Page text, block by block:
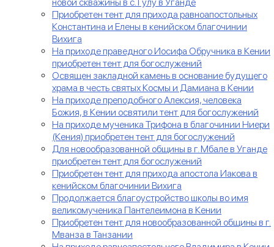
Приобретен тент для прихода равноапостольных
Константина и Елены в кенийском благочинии
Вихига
На приходе праведного Иосифа Обручника в Кении
приобретен тент для богослужений
Освящен закладной камень в основание будущего
храма в честь святых Космы и Дамиана в Кении
На приходе преподобного Алексия, человека
Божия, в Кении освятили тент для богослужений
На приходе мученика Трифона в благочинии Ниери
(Кения) приобретен тент для богослужений
Для новообразованной общины в г. Мбале в Уганде
приобретен тент для богослужений
Приобретен тент для прихода апостола Иакова в
кенийском благочинии Вихига
Продолжается благоустройство школы во имя
великомученика Пантелеимона в Кении
Приобретен тент для новообразованной общины в г.
Мванза в Танзании